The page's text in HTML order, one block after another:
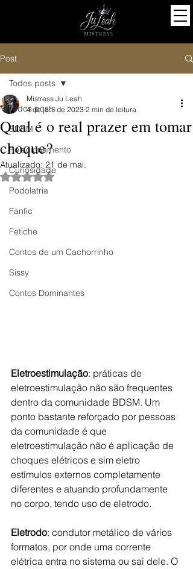
Post
Todos posts
BDSM
Relacionamento
Curiosidade
Podolatria
Fanfic
Fetiche
Contos de um Cachorrinho
Sissy
Contos Dominantes
Todos posts
Qual é o real prazer em tomar
choque?
Mistress Ju Leah
4 de jan. de 2023 2 min de leitura
Atualizado: 21 de mai.
Avaliado com NaN de 5 estrelas.
Eletroestimulação: práticas de
eletroestimulação não são frequentes
dentro da comunidade BDSM. Um
ponto bastante reforçado por pessoas
da comunidade é que
eletroestimulação não é aplicação de
choques elétricos e sim eletro
estímulos externos completamente
diferentes e atuando profundamente
no corpo, tendo uso de eletrodo.
Eletrodo: condutor metálico de vários
formatos, por onde uma corrente
elétrica entra no sistema ou sai dele. O